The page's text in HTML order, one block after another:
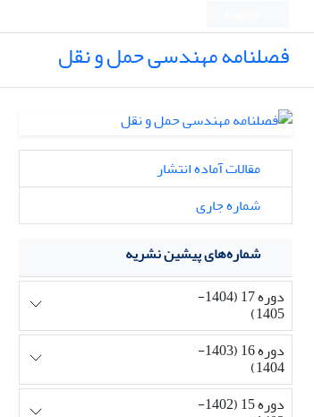
فصلنامه مهندسی حمل و نقل
مقالات آماده انتشار
شماره جاری
شماره‌های پیشین نشریه
دوره 17 (1404-
1405)
دوره 16 (1403-
1404)
دوره 15 (1402-